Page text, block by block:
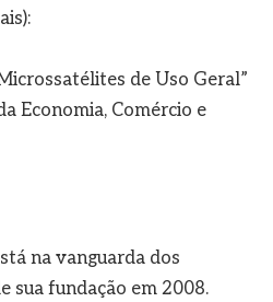
de Uso Geral”
Economia, Comércio e
na vanguarda dos
sua fundação em 2008.